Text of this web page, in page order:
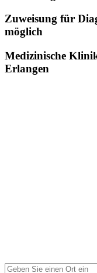
Zuweisung für
möglich
Medizinische
Erlangen